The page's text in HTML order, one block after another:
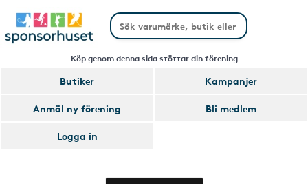
Köp genom denna sida stöttar din förening
Butiker
Kampanjer
Anmäl ny förening
Bli medlem
Logga in